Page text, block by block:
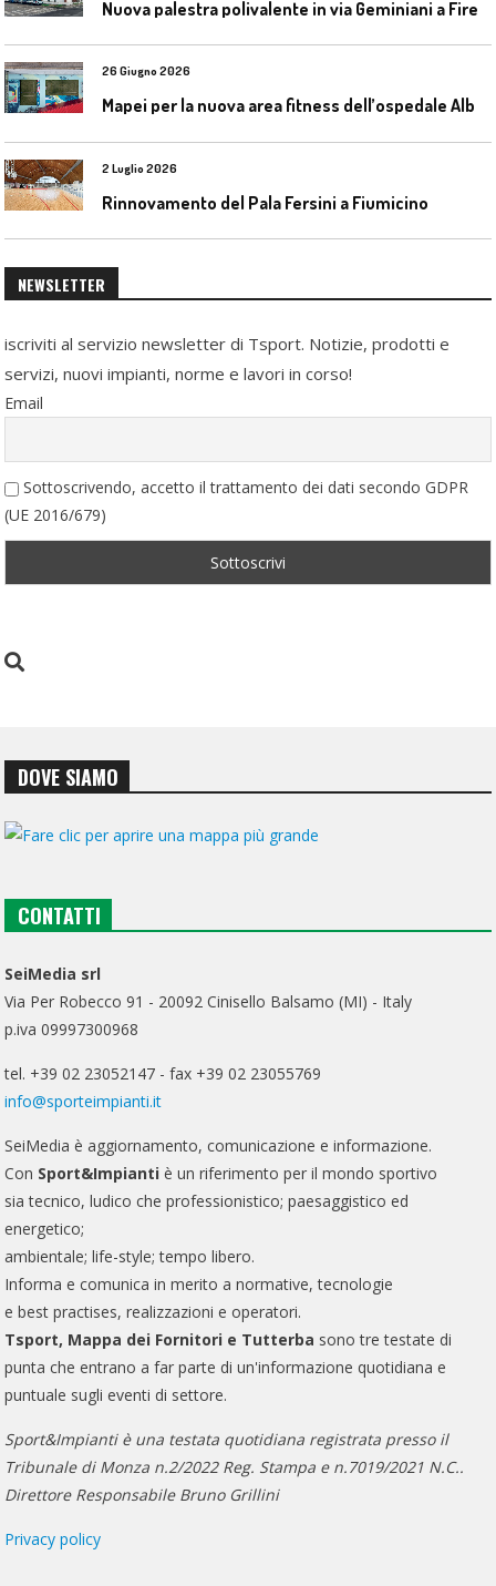
26 Giugno 2026
2 Luglio 2026
Rinnovamento del Pala Fersini a Fiumicino
NEWSLETTER
iscriviti al servizio newsletter di Tsport. Notizie, prodotti e
servizi, nuovi impianti, norme e lavori in corso!
Email
Sottoscrivendo, accetto il trattamento dei dati secondo GDPR
(UE 2016/679)
DOVE SIAMO
CONTATTI
SeiMedia srl
Via Per Robecco 91 - 20092 Cinisello Balsamo (MI) - Italy
p.iva 09997300968
tel. +39 02 23052147 - fax +39 02 23055769
info@sporteimpianti.it
SeiMedia è aggiornamento, comunicazione e informazione.
Con Sport&Impianti è un riferimento per il mondo sportivo
sia tecnico, ludico che professionistico; paesaggistico ed
energetico;
ambientale; life-style; tempo libero.
Informa e comunica in merito a normative, tecnologie
e best practises, realizzazioni e operatori.
Tsport, Mappa dei Fornitori e Tutterba sono tre testate di
punta che entrano a far parte di un'informazione quotidiana e
puntuale sugli eventi di settore.
Sport&Impianti è una testata quotidiana registrata presso il
Tribunale di Monza n.2/2022 Reg. Stampa e n.7019/2021 N.C..
Direttore Responsabile Bruno Grillini
Privacy policy